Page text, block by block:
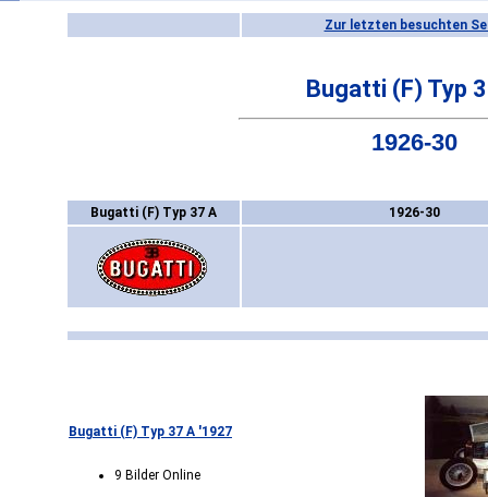
Zur letzten besuchten
Bugatti (F) Typ
1926-30
Bugatti (F) Typ 37 A 1926-30
Bugatti (F) Typ 37 A '1927
9 Bilder Online